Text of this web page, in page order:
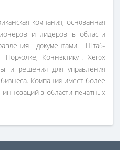
компания, основанная
и лидеров в области
документами. Штаб-
Коннектикут. Xerox
и решения для управления
Компания имеет более
в области печатных